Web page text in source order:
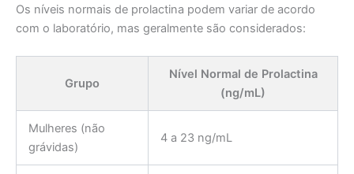
Os níveis normais de prolactina podem variar de acordo
com o laboratório, mas geralmente são considerados:
Grupo
Nível Normal de Prolactina
(ng/mL)
Mulheres (não
grávidas)
4 a 23 ng/mL